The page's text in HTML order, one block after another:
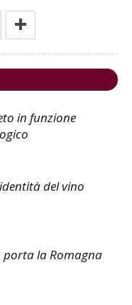
in funzione
del vino
la Romagna